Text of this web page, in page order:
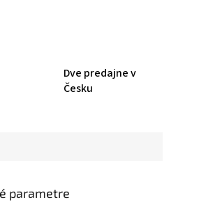
Dve predajne v
Česku
parametre